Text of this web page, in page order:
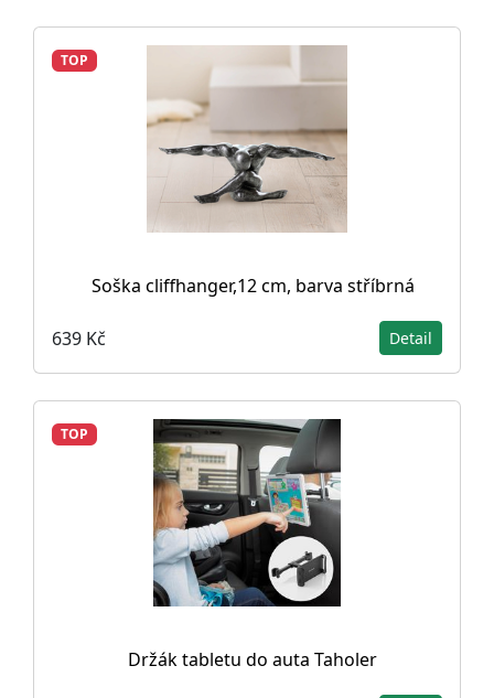
TOP
Soška cliffhanger,12 cm, barva stříbrná
639 Kč Detail
TOP
Držák tabletu do auta Taholer